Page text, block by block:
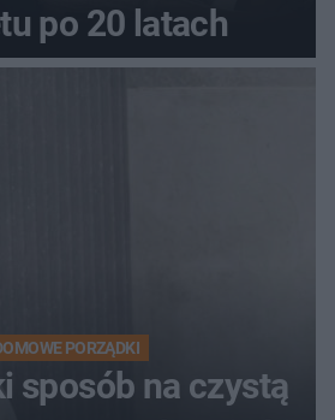
po 20 latach
PORZĄDKI
sposób na czystą